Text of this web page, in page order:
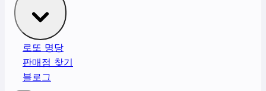
로또 명당
판매점 찾기
블로그